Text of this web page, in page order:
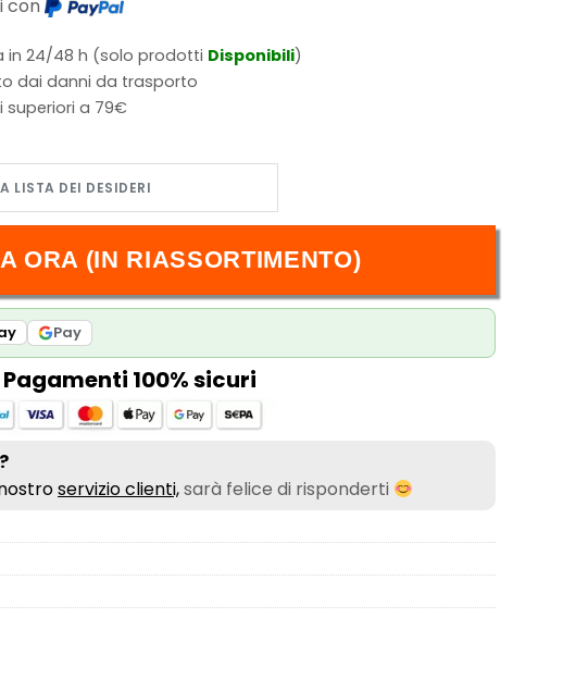
con
in 24/48 h (solo prodotti Disponibili)
dai danni da trasporto
superiori a 79€
ORA (IN RIASSORTIMENTO)
Pay
Pagamenti 100% sicuri
servizio clienti,sarà felice di risponderti